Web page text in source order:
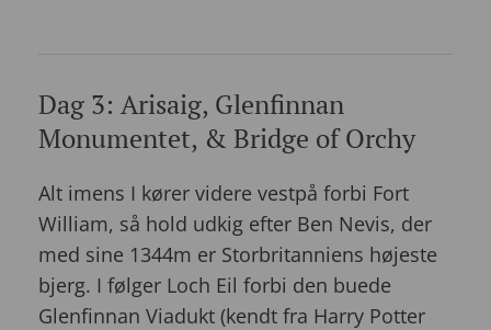
Dag 3: Arisaig, Glenfinnan
Monumentet, & Bridge of Orchy
Alt imens I kører videre vestpå forbi Fort
William, så hold udkig efter Ben Nevis, der
med sine 1344m er Storbritanniens højeste
bjerg. I følger Loch Eil forbi den buede
Glenfinnan Viadukt (kendt fra Harry Potter